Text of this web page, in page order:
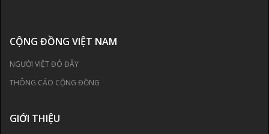
CỘNG ĐỒNG VIỆT NAM
NGƯỜI VIỆT ĐÓ ĐÂY
THÔNG CÁO CỘNG ĐỒNG
GIỚI THIỆU